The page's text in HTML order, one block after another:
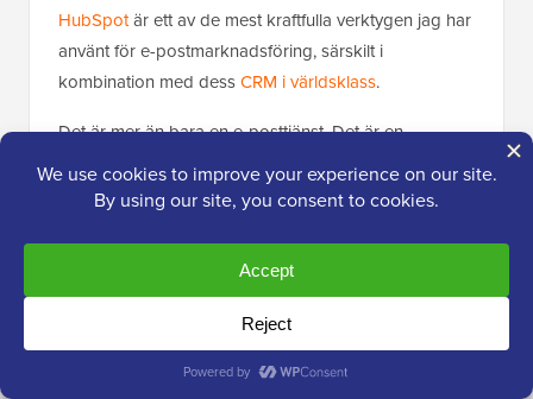
HubSpotär ett av de mest kraftfulla verktygen jag har
använt för e-postmarknadsföring, särskilt i
kombination med dessCRM i världsklass.
Det är mer än bara en e-posttjänst. Det är en
komplett tillväxtplattform som hjälper dig att hantera
din försäljning, marknadsföring och kundservice på
Det som gör HubSpot unikt är dess nivå av
personalisering. Eftersom det är anslutet till din CRM
kan du utlösa e-postmeddelanden baserat på en
användares specifika aktivitet på din webbplats eller